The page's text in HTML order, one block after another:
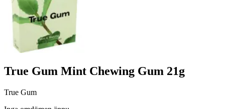
True Gum Mint Chewing Gum 21g
True Gum